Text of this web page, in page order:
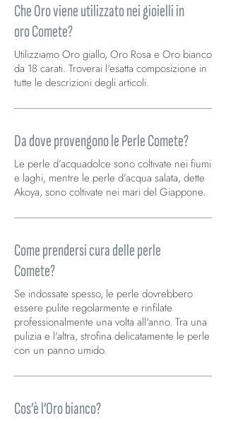
Che Oro viene utilizzato nei gioielli in
oro Comete?
Utilizziamo Oro giallo, Oro Rosa e Oro bianco
da 18 carati. Troverai l'esatta composizione in
tutte le descrizioni degli articoli.
Da dove provengono le Perle Comete?
Le perle d’acquadolce sono coltivate nei fiumi
e laghi, mentre le perle d’acqua salata, dette
Akoya, sono coltivate nei mari del Giappone.
Come prendersi cura delle perle
Comete?
Se indossate spesso, le perle dovrebbero
essere pulite regolarmente e rinfilate
professionalmente una volta all'anno. Tra una
pulizia e l'altra, strofina delicatamente le perle
con un panno umido.
Cos’è l’Oro bianco?